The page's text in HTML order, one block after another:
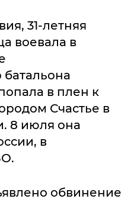
31-летняя
воевала в
батальона
в плен к
Счастье в
8 июля она
в
обвинение